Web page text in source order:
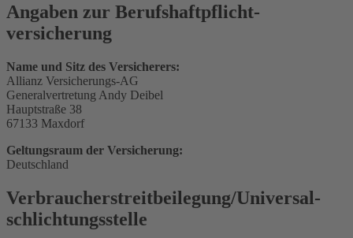
Angaben zur Berufs­haftpflicht­
versicherung
Name und Sitz des Versicherers:
Allianz Versicherungs-AG
Generalvertretung Andy Deibel
Hauptstraße 38
67133 Maxdorf
Geltungsraum der Versicherung:
Deutschland
Verbraucher­streit­beilegung/Universal­
schlichtungs­stelle